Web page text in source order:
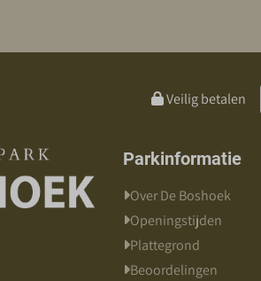
Veilig betalen
Parkinformatie
Over De Boshoek
Openingstijden
Plattegrond
Beoordelingen